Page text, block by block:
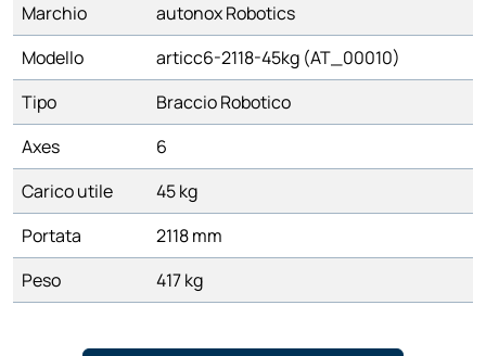
Marchio
autonox Robotics
Modello
articc6-2118-45kg (AT_00010)
Tipo
Braccio Robotico
Axes
6
Carico utile
45 kg
Portata
2118 mm
Peso
417 kg